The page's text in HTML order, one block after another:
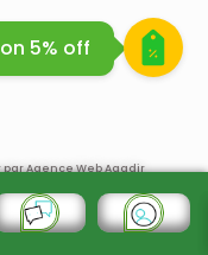
parAgence Web Agadir
5% off